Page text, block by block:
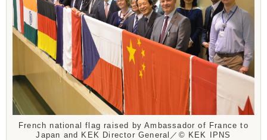
French national flag raised by Ambassador of France to
Japan and KEK Director General／©️ KEK IPNS